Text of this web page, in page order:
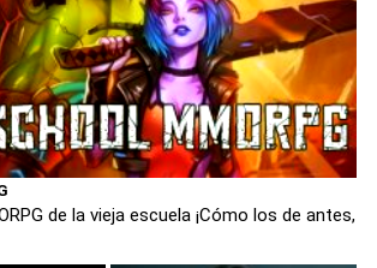
de la vieja escuela ¡Cómo los de antes,